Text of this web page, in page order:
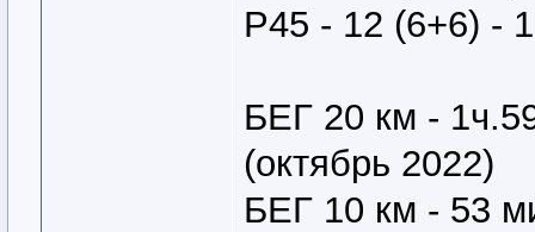
Р45 - 12 (6+6) -
БЕГ 20 км -
(октябрь 2022)
БЕГ 10 км - 53